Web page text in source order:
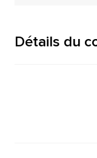
Détails du